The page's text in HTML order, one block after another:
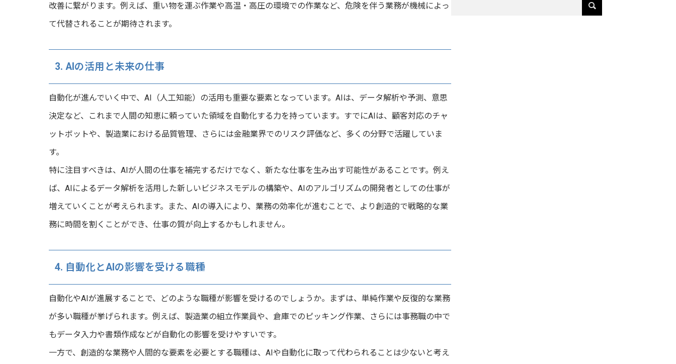
改善に繋がります。例えば、重い物を運ぶ作業や高温・高圧の環境での作業など、危険を伴う業務が機械によっ
て代替されることが期待されます。
3. AIの活用と未来の仕事
自動化が進んでいく中で、AI（人工知能）の活用も重要な要素となっています。AIは、データ解析や予測、意思
決定など、これまで人間の知恵に頼っていた領域を自動化する力を持っています。すでにAIは、顧客対応のチャ
ットボットや、製造業における品質管理、さらには金融業界でのリスク評価など、多くの分野で活躍していま
す。
特に注目すべきは、AIが人間の仕事を補完するだけでなく、新たな仕事を生み出す可能性があることです。例え
ば、AIによるデータ解析を活用した新しいビジネスモデルの構築や、AIのアルゴリズムの開発者としての仕事が
増えていくことが考えられます。また、AIの導入により、業務の効率化が進むことで、より創造的で戦略的な業
務に時間を割くことができ、仕事の質が向上するかもしれません。
4. 自動化とAIの影響を受ける職種
自動化やAIが進展することで、どのような職種が影響を受けるのでしょうか。まずは、単純作業や反復的な業務
が多い職種が挙げられます。例えば、製造業の組立作業員や、倉庫でのピッキング作業、さらには事務職の中で
もデータ入力や書類作成などが自動化の影響を受けやすいです。
一方で、創造的な業務や人間的な要素を必要とする職種は、AIや自動化に取って代わられることは少ないと考え